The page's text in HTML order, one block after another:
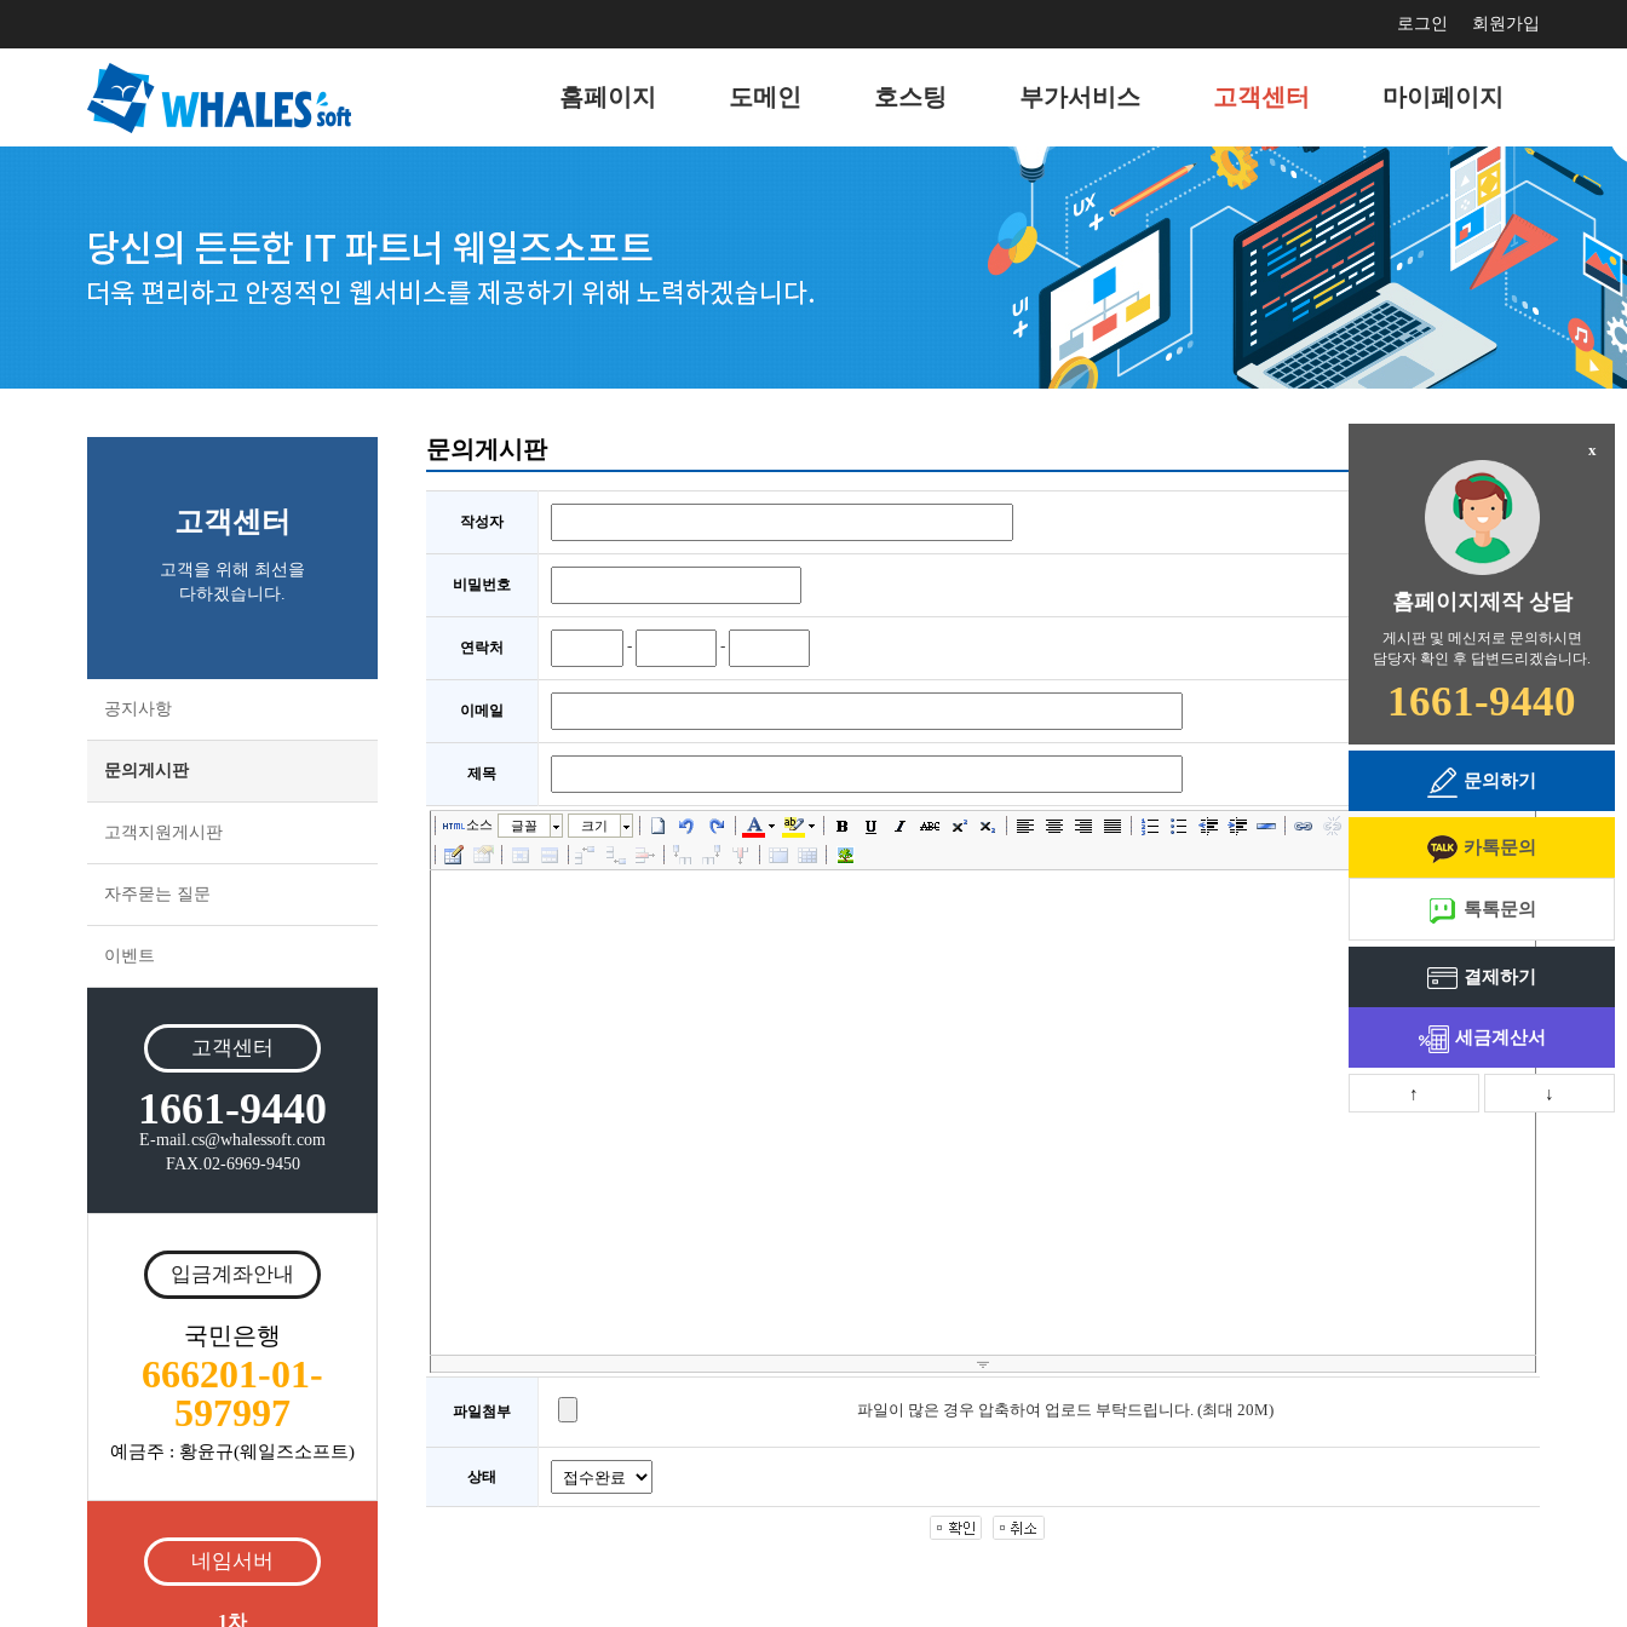
회원가입
로그인
마이페이지
서비스 사용현황
회원정보 관리
나의 서비스 관리
나의 도메인 관리
고객센터
공지사항
문의게시판
고객지원게시판
자주묻는 질문
이벤트
부가서비스
유지보수
키워드광고
블로그마케팅
언론홍보
전자결제
호스팅
도메인
홈페이지
포트폴리오
고객센터
고객을 위해 최선을
다하겠습니다.
공지사항
문의게시판
고객지원게시판
자주묻는 질문
이벤트
고객센터
1661-9440
E-mail.cs@whalessoft.com
FAX.02-6969-9450
입금계좌안내
국민은행
666201-01-
597997
예금주 : 황윤규(웨일즈소프트)
네임서버
1차
문의게시판
작성자
비밀번호
연락처 - -
이메일
제목
소스 글꼴 크기
파일첨부 파일이 많은 경우 압축하여 업로드 부탁드립니다. (최대 20M)
상태
x
홈페이지제작 상담
게시판 및 메신저로 문의하시면
담당자 확인 후 답변드리겠습니다.
1661-9440
문의하기
카톡문의
톡톡문의
결제하기
세금계산서
↑ ↓